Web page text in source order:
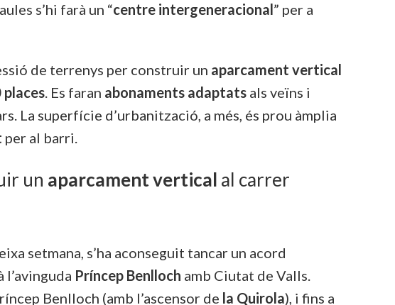
s’hi farà un “centre intergeneracional” per a
de terrenys per construir un aparcament vertical
places. Es faran abonaments adaptats als veïns i
La superfície d’urbanització, a més, és prou àmplia
per al barri.
un aparcament vertical al carrer
setmana, s’ha aconseguit tancar un acord
l’avinguda Príncep Benlloch amb Ciutat de Valls.
Benlloch (amb l’ascensor de la Quirola), i fins a